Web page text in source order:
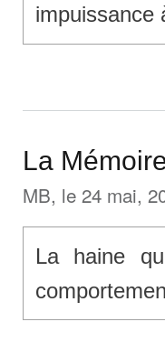
impuissance
La
MB, le 24 mai,
La haine